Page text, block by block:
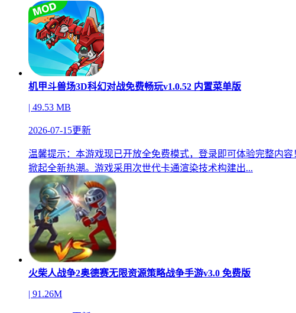
机甲斗兽场3D科幻对战免费畅玩v1.0.52 内置菜单版
| 49.53 MB
2026-07-15更新
温馨提示：本游戏现已开放全免费模式，登录即可体验完整内
掀起全新热潮。游戏采用次世代卡通渲染技术构建出...
火柴人战争2奥德赛无限资源策略战争手游v3.0 免费版
| 91.26M